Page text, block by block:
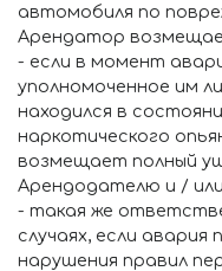
автомобиля по
Арендатор
- если в момент
уполномоченное им
находился в
наркотического
возмещает полный
Арендодателю и /
- такая же
случаях, если авария
нарушения правил